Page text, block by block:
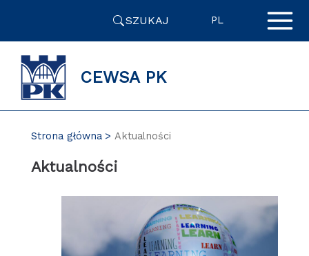
SZUKAJ PL
CEWSA PK
Strona główna Aktualności
Aktualności